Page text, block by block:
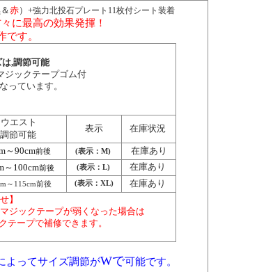
赤）+強力北投石プレート11枚付シート装着
に最高の効果発揮！
です。
は,調節可能
ジックテープゴム付
っています。
ウエスト
調節可能
表示 在庫状況
～90cm前後 (表示：M)
在庫あり
～100cm前後 (表示：L)
在庫あり
～115cm前後 (表示：XL)
在庫あり
】
ジックテープが弱くなった場合は
テープで補修できます。
よってサイズ調節がWで可能です。